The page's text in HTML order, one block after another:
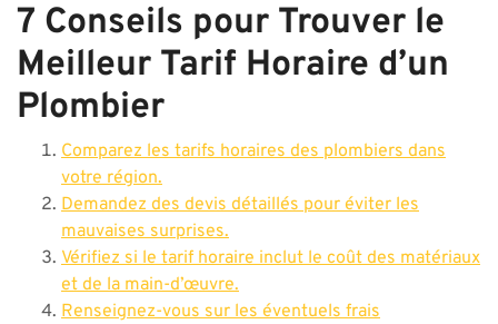
7 Conseils pour Trouver le
Meilleur Tarif Horaire d’un
Plombier
Comparez les tarifs horaires des plombiers dans
votre région.
Demandez des devis détaillés pour éviter les
mauvaises surprises.
Vérifiez si le tarif horaire inclut le coût des matériaux
et de la main-d’œuvre.
Renseignez-vous sur les éventuels frais